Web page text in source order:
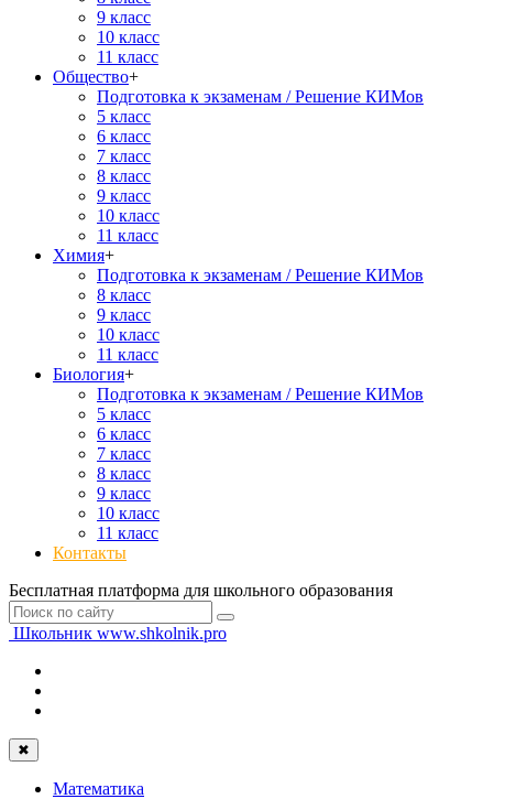
9 класс
10 класс
11 класс
Общество+
Подготовка к экзаменам / Решение КИМов
5 класс
6 класс
7 класс
8 класс
9 класс
10 класс
11 класс
Химия+
Подготовка к экзаменам / Решение КИМов
8 класс
9 класс
10 класс
11 класс
Биология+
Подготовка к экзаменам / Решение КИМов
5 класс
6 класс
7 класс
8 класс
9 класс
10 класс
11 класс
Контакты
Бесплатная платформа для школьного образования
Школьник www.shkolnik.pro
✖
Математика